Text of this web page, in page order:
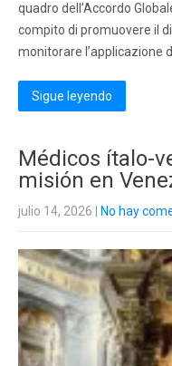
quadro dell’Accordo
compito di promuovere il
monitorare l’applicazione
Sigue leyendo
Médicos ítalo-
misión en
julio 14, 2026 No hay